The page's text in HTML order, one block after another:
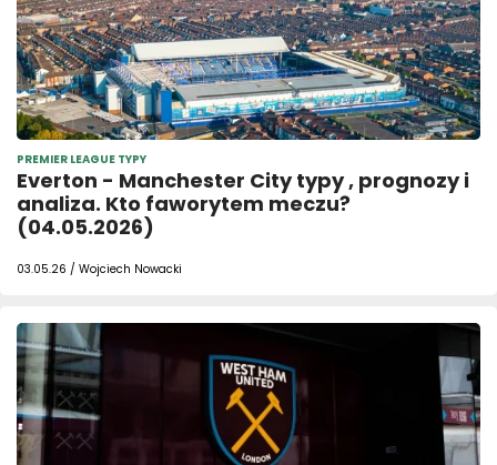
PREMIER LEAGUE TYPY
Everton - Manchester City typy , prognozy i
analiza. Kto faworytem meczu?
(04.05.2026)
03.05.26 / Wojciech Nowacki